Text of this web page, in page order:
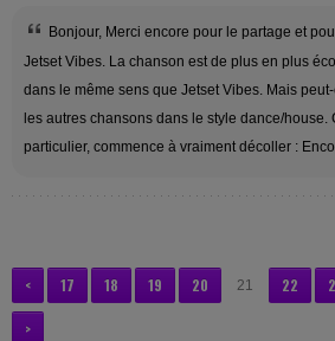
Bonjour, Merci encore pour le partage et
Jetset Vibes. La chanson est de plus en plus
dans le même sens que Jetset Vibes. Mais
les autres chansons dans le style dance/house.
particulier, commence à vraiment décoller :
< 17 18 19 20 21 22
>